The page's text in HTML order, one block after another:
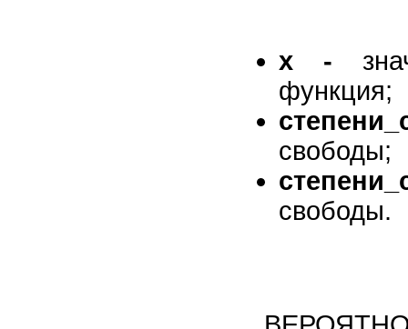
х -
функция;
свободы;
свободы.